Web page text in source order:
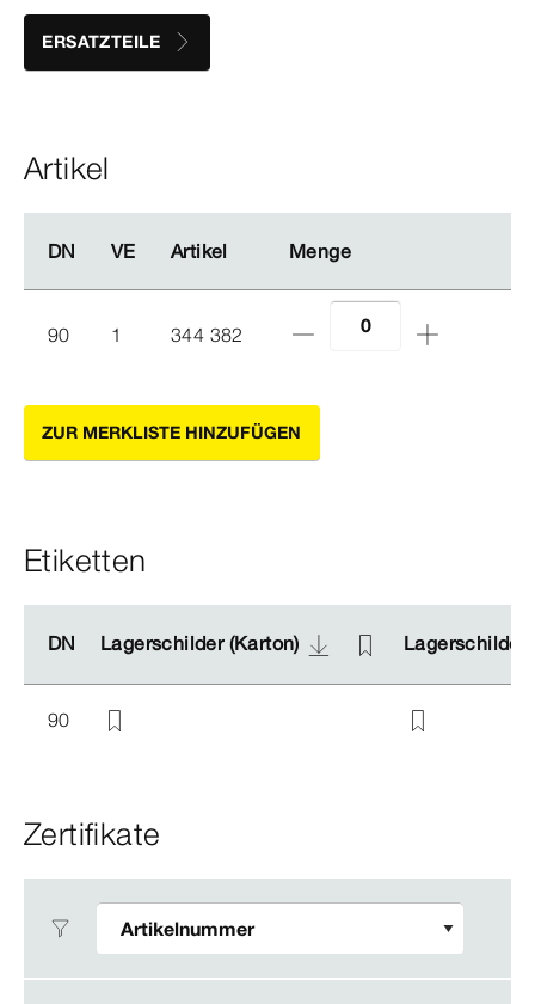
ERSATZTEILE
Artikel
DN VE Artikel Menge
DN VE Artikel Menge
90 1 344 382
ZUR MERKLISTE HINZUFÜGEN
Etiketten
DN Lagerschilder (Karton) Lagerschilder
DN Lagerschilder (Karton) Lagerschilder
90
Zertifikate